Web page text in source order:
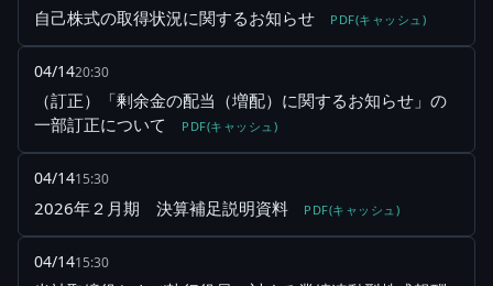
自己株式の取得状況に関するお知らせ PDF(キャッシュ)
04/1420:30
（訂正）「剰余金の配当（増配）に関するお知らせ」の
一部訂正について
PDF(キャッシュ)
04/1415:30
2026年２月期 決算補足説明資料 PDF(キャッシュ)
04/1415:30